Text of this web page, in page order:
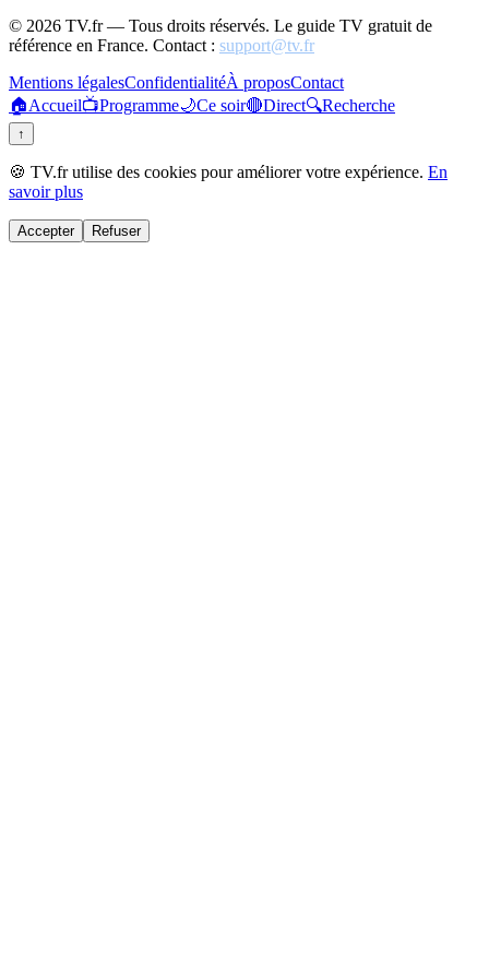
© 2026 TV.fr — Tous droits réservés. Le guide TV gratuit de
référence en France. Contact : support@tv.fr
Mentions légalesConfidentialitéÀ proposContact
🏠Accueil📺Programme🌙Ce soir🔴Direct🔍Recherche
↑
🍪 TV.fr utilise des cookies pour améliorer votre expérience. En
savoir plus
Accepter Refuser